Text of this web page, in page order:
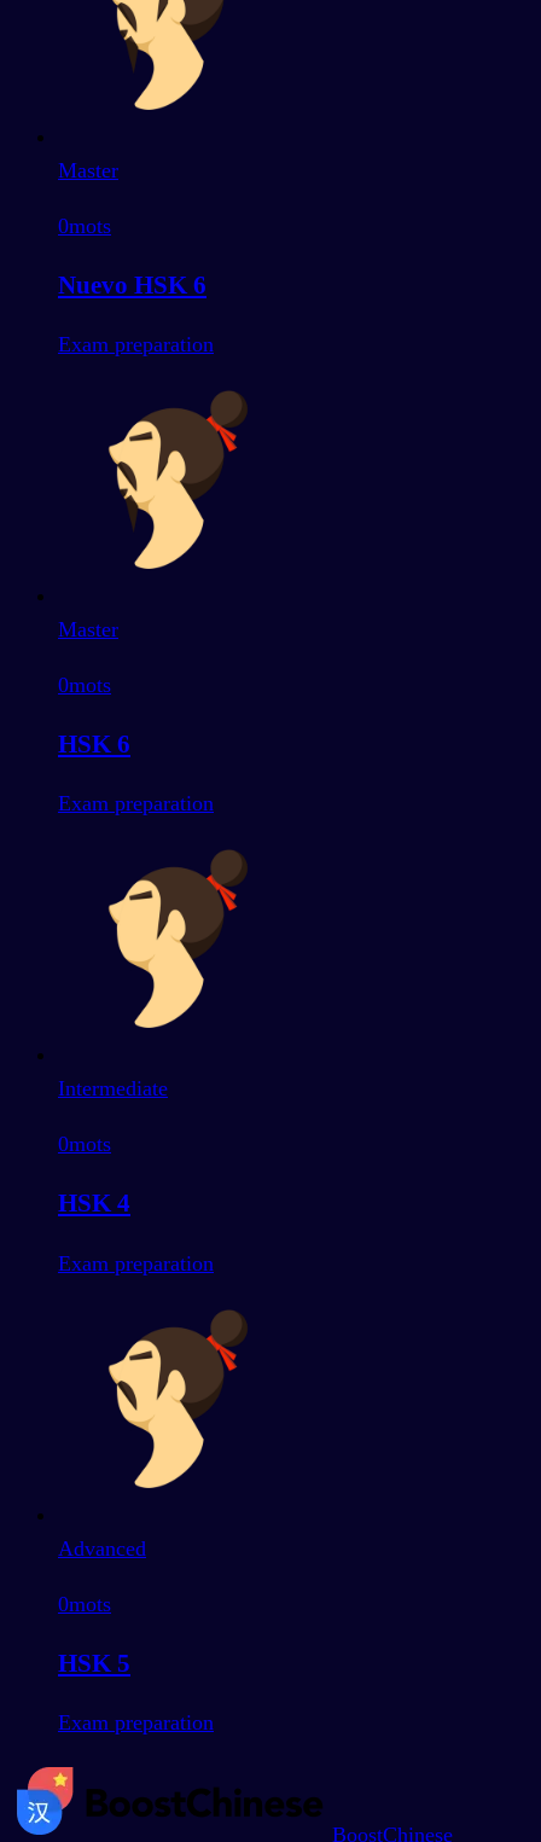
Master
0mots
Nuevo HSK 6
Exam preparation
Master
0mots
HSK 6
Exam preparation
Intermediate
0mots
HSK 4
Exam preparation
Advanced
0mots
HSK 5
Exam preparation
BoostChinese